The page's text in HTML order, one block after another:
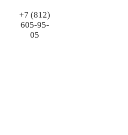
+7 (812)
605-95-
05